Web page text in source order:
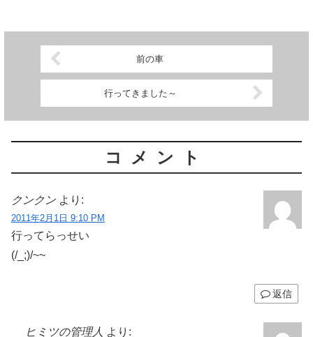
前の車
行ってきました～
コメント
クンクン より:
2011年2月1日 9:10 PM
行ってらっせい
(/_;)/~~
返信
ヒミツの管理人 より: